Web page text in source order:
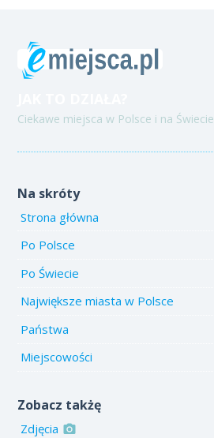
Ciekawe miejsca w Polsce i na Świecie
Na skróty
Strona główna
Po Polsce
Po Świecie
Największe miasta w Polsce
Państwa
Miejscowości
Zobacz takżę
Zdjęcia